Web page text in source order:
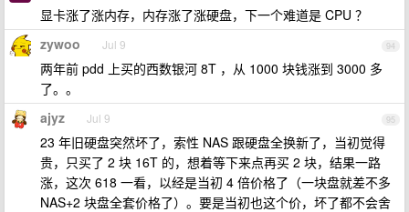
显卡涨了涨内存，内存涨了涨硬盘，下一个难道是 CPU ？
94
zywoo Jul 9
两年前 pdd 上买的西数银河 8T ，从 1000 块钱涨到 3000 多
了。。
95
ajyz Jul 9
23 年旧硬盘突然坏了，索性 NAS 跟硬盘全换新了，当初觉得
贵，只买了 2 块 16T 的，想着等下来点再买 2 块，结果一路
涨，这次 618 一看，以经是当初 4 倍价格了（一块盘就差不多
NAS+2 块盘全套价格了）。要是当初也这个价，坏了都不会舍